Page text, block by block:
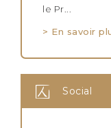
le Pr...
> En savoir
Social